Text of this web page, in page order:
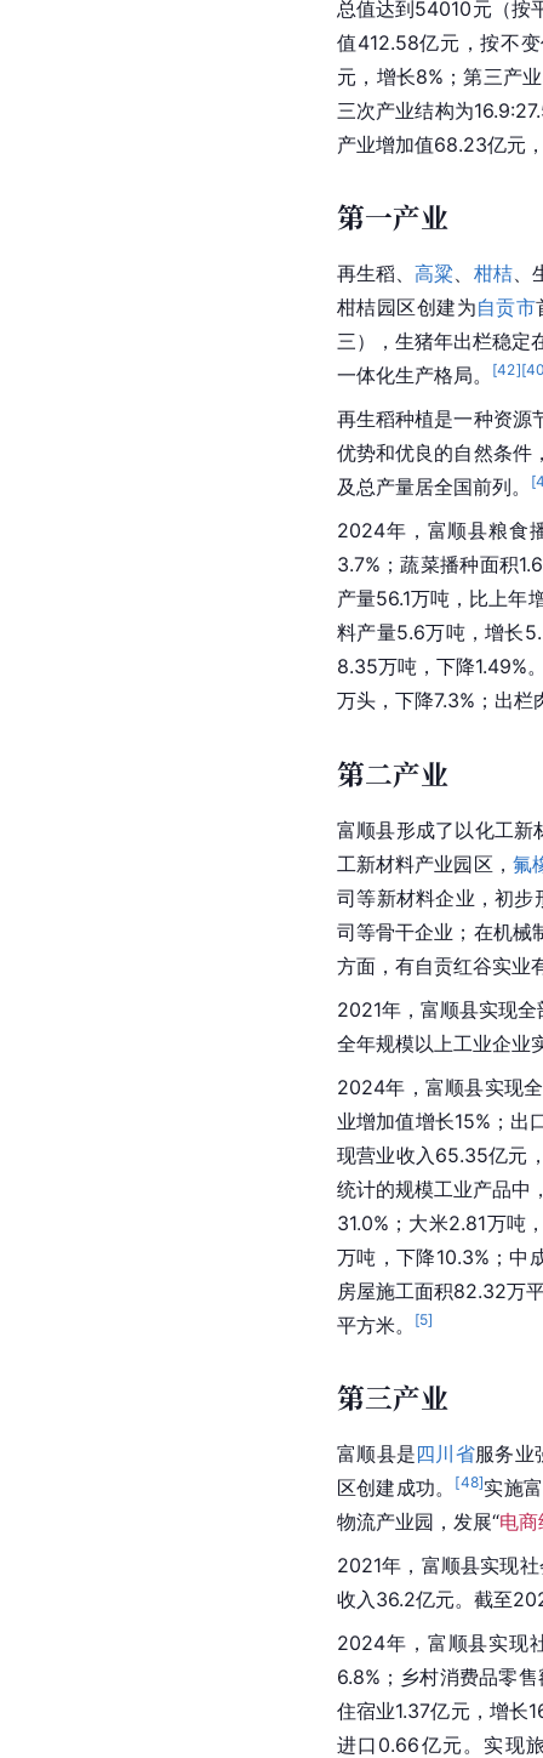
总值达到54010元（按
值412.58亿元，按不
元，增长8%；第三产
三次产业结构为
产业增加值68.23亿元
第一产业
再生稻、高粱、 柑桔、
柑桔园区创建为自贡市
三），生猪年出栏稳定
一体化生产格局。
[42][
再生稻种植是一种资源
优势和优良的自然条件
及总产量居全国前列。
[
2024年，富顺县粮食
3.7%；蔬菜播种面积
产量56.1万吨，比上年
料产量5.6万吨，增长
8.35万吨，下降1.49%
万头，下降7.3%；出
第二产业
富顺县形成了以化工新
工新材料产业园区， 氟
司等新材料企业，初步
司等骨干企业；在机械
方面，有自贡红谷实业
2021年，富顺县实现
全年规模以上工业企业
2024年，富顺县实现
业增加值增长15%；出
现营业收入65.35亿元
统计的规模工业产品中
31.0%；大米2.81万吨
万吨，下降10.3%；中
房屋施工面积82.32万
平方米。
[5]
第三产业
富顺县是四川省服务业
区创建成功。
[48]实施
物流产业园，发展“电
2021年，富顺县实现
收入36.2亿元。截至
2024年，富顺县实现
6.8%；乡村消费品零
住宿业1.37亿元，增长
进口0.66亿元。实现